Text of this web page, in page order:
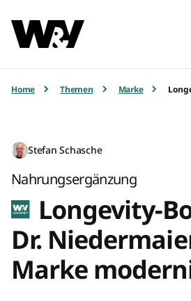
Home Themen Marke
Stefan Schasche
Nahrungsergänzung
Longevity-
Dr.
Marke